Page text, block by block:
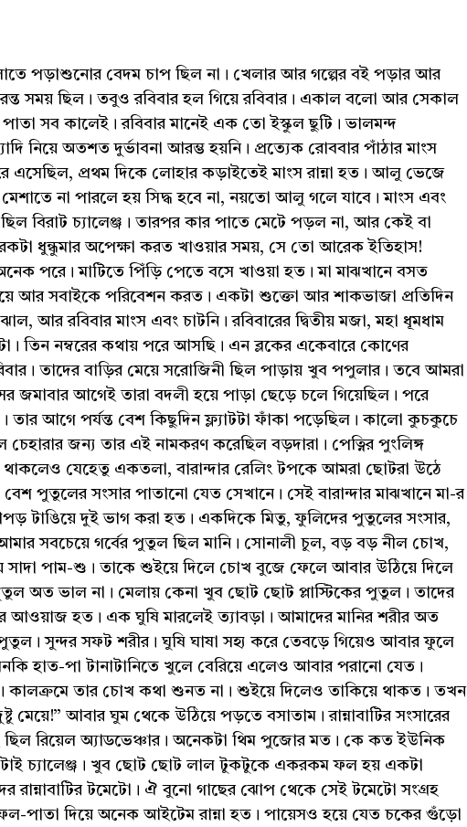
পড়াশুনোর বেদম চাপ ছিল না। খেলার আর গল্পের বই পড়ার আর
সময় ছিল। তবুও রবিবার হল গিয়ে রবিবার। একাল বলো আর সেকাল
সব কালেই। রবিবার মানেই এক তো ইস্কুল ছুটি। ভালমন্দ
নিয়ে অতশত দুর্ভাবনা আরম্ভ হয়নি। প্রত্যেক রোববার পাঁঠার মাংস
এসেছিল, প্রথম দিকে লোহার কড়াইতেই মাংস রান্না হত। আলু ভেজে
না পারলে হয় সিদ্ধ হবে না, নয়তো আলু গলে যাবে। মাংস এবং
বিরাট চ্যালেঞ্জ। তারপর কার পাতে মেটে পড়ল না, আর কেই বা
ধুন্ধুমার অপেক্ষা করত খাওয়ার সময়, সে তো আরেক ইতিহাস!
পরে। মাটিতে পিঁড়ি পেতে বসে খাওয়া হত। মা মাঝখানে বসত
আর সবাইকে পরিবেশন করত। একটা শুক্তো আর শাকভাজা প্রতিদিন
আর রবিবার মাংস এবং চাটনি। রবিবারের দ্বিতীয় মজা, মহা ধূমধাম
তিন নম্বরের কথায় পরে আসছি। এন ব্লকের একেবারে কোণের
তাদের বাড়ির মেয়ে সরোজিনী ছিল পাড়ায় খুব পপুলার। তবে আমরা
জমাবার আগেই তারা বদলী হয়ে পাড়া ছেড়ে চলে গিয়েছিল। পরে
তার আগে পর্যন্ত বেশ কিছুদিন ফ্ল্যাটটা ফাঁকা পড়েছিল। কালো কুচকুচে
জন্য তার এই নামকরণ করেছিল বড়দারা। পেত্নির পুংলিঙ্গ
থাকলেও যেহেতু একতলা, বারান্দার রেলিং টপকে আমরা ছোটরা উঠে
পুতুলের সংসার পাতানো যেত সেখানে। সেই বারান্দার মাঝখানে মা-র
টাঙিয়ে দুই ভাগ করা হত। একদিকে মিতু, ফুলিদের পুতুলের সংসার,
সবচেয়ে গর্বের পুতুল ছিল মানি। সোনালী চুল, বড় বড় নীল চোখ,
পাম-শু। তাকে শুইয়ে দিলে চোখ বুজে ফেলে আবার উঠিয়ে দিলে
অত ভাল না। মেলায় কেনা খুব ছোট ছোট প্লাস্টিকের পুতুল। তাদের
আওয়াজ হত। এক ঘুষি মারলেই ত্যাবড়া। আমাদের মানির শরীর অত
সুন্দর সফট শরীর। ঘুষি ঘাষা সহ্য করে তেবড়ে গিয়েও আবার ফুলে
হাত-পা টানাটানিতে খুলে বেরিয়ে এলেও আবার পরানো যেত।
কালক্রমে তার চোখ কথা শুনত না। শুইয়ে দিলেও তাকিয়ে থাকত। তখন
মেয়ে!” আবার ঘুম থেকে উঠিয়ে পড়তে বসাতাম। রান্নাবাটির সংসারের
ছিল রিয়েল অ্যাডভেঞ্চার। অনেকটা থিম পুজোর মত। কে কত ইউনিক
চ্যালেঞ্জ। খুব ছোট ছোট লাল টুকটুকে একরকম ফল হয় একটা
রান্নাবাটির টমেটো। ঐ বুনো গাছের ঝোপ থেকে সেই টমেটো সংগ্রহ
ফল-পাতা দিয়ে অনেক আইটেম রান্না হত। পায়েসও হয়ে যেত চকের গুঁড়ো